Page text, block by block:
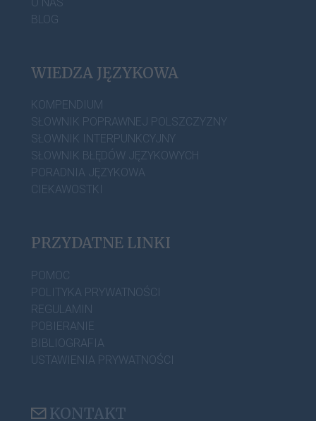
BLOG
WIEDZA JĘZYKOWA
KOMPENDIUM
SŁOWNIK POPRAWNEJ POLSZCZYZNY
SŁOWNIK INTERPUNKCYJNY
SŁOWNIK BŁĘDÓW JĘZYKOWYCH
PORADNIA JĘZYKOWA
CIEKAWOSTKI
PRZYDATNE LINKI
POMOC
POLITYKA PRYWATNOŚCI
REGULAMIN
POBIERANIE
BIBLIOGRAFIA
USTAWIENIA PRYWATNOŚCI
KONTAKT